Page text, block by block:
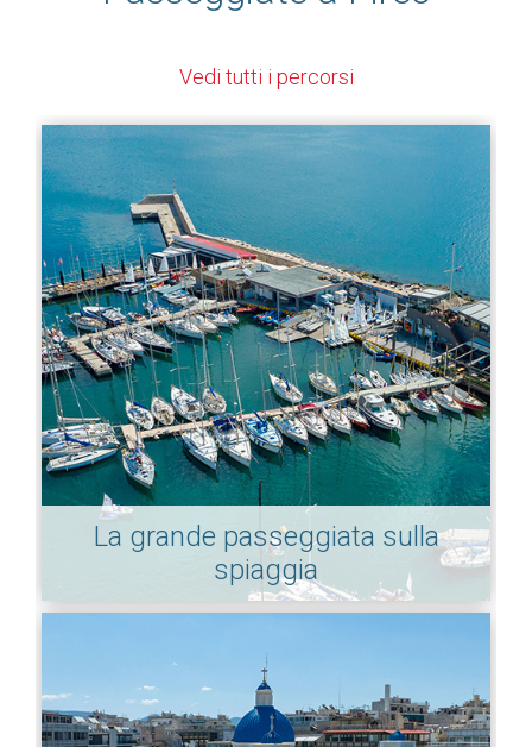
Vedi tutti i percorsi
La grande passeggiata sulla
spiaggia